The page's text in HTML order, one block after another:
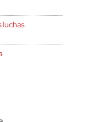
luchas